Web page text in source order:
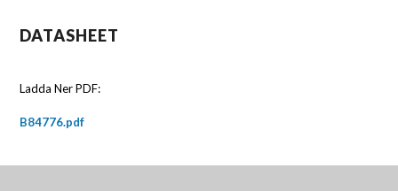
DATASHEET
Ladda Ner PDF:
B84776.pdf